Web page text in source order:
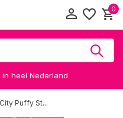
0
in heel Nederland
Puffy St...